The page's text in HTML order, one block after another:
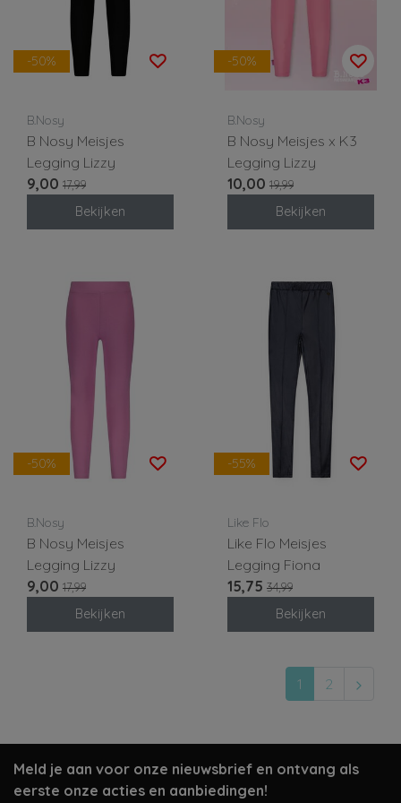
-50%
B.Nosy
B Nosy Meisjes
Legging Lizzy
9,00 17,99
Bekijken
-50%
B.Nosy
B Nosy Meisjes x K3
Legging Lizzy
10,00 19,99
Bekijken
-50%
B.Nosy
B Nosy Meisjes
Legging Lizzy
9,00 17,99
Bekijken
-55%
Like Flo
Like Flo Meisjes
Legging Fiona
15,75 34,99
Bekijken
1 2
Meld je aan voor onze nieuwsbrief en ontvang als
eerste onze acties en aanbiedingen!